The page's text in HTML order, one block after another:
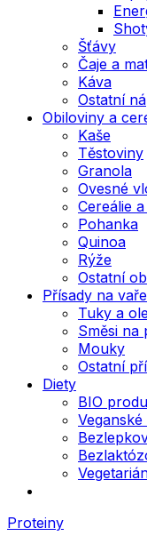
Šťávy
Čaje a
Káva
Ostatní
Obiloviny a
Kaše
Těstoviny
Granola
Ovesné
Cereálie
Pohanka
Quinoa
Rýže
Ostatní
Přísady na
Tuky a
Směsi na
Mouky
Ostatní
Diety
BIO
Proteiny